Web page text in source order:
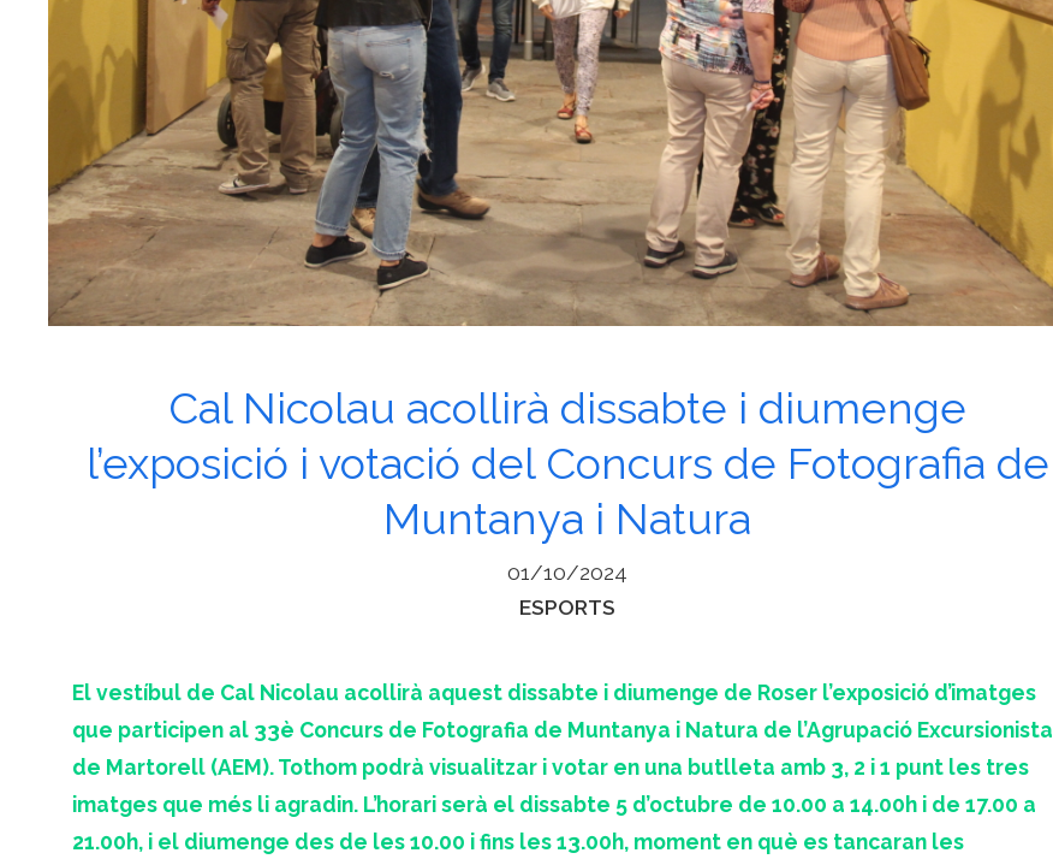
Cal Nicolau acollirà dissabte i diumenge
l’exposició i votació del Concurs de Fotografia de
Muntanya i Natura
01/10/2024
Categories
ESPORTS
El vestíbul de Cal Nicolau acollirà aquest dissabte i diumenge de Roser l’exposició d’imatges
que participen al 33è Concurs de Fotografia de Muntanya i Natura de l’Agrupació Excursionista
de Martorell (AEM). Tothom podrà visualitzar i votar en una butlleta amb 3, 2 i 1 punt les tres
imatges que més li agradin. L’horari serà el dissabte 5 d’octubre de 10.00 a 14.00h i de 17.00 a
21.00h, i el diumenge des de les 10.00 i fins les 13.00h, moment en què es tancaran les